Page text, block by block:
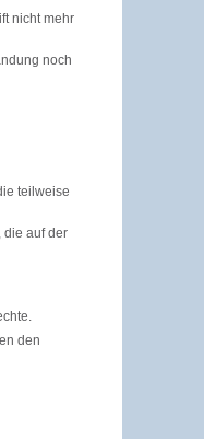
nicht mehr
noch
teilweise
die auf der
den